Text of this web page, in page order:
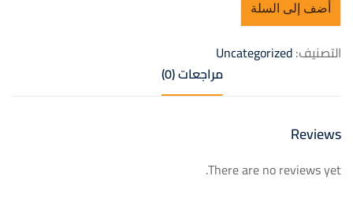
أضف إلى السلة
التصنيف:Uncategorized
مراجعات (0)
Reviews
There are no reviews yet.